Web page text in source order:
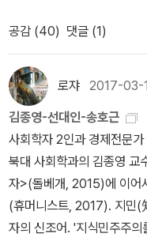
는 것에서부터 시작
아이구 추워죽겠네요.. p. s.
의 부제와 똑같은 '공론장
은 십자군 이야기에서 '역
를 되풀이 해야 한다' 라고
생각해 봐야 할 것은 '주체
는가', 혹은 '다 할 수 있는가
로 전화하는 과정을 담을
할 수 없다. 내가 보기에 우
와 피지배적 인식에서 기인
과 합의의 문제를 엉뚱한 데
란 없는지도.
남)이 대한제국기 근대적
는가를 되짚어보게 한다. 이
이 있는 '한국개념사총서'
<헌법><만국공법><국가.
민. 인민. 시민> 같은 책은
에 해당한다. '국민ㆍ인민ㆍ
이 혼재해 있다. 분화되지
로부터 정치의 주권자이자
되어온 긴 역사가 담겨있는 것이다.' 이 세 개념은
생 3부작'의 키워드이기도
지만, 공시적인 개념으로도
공감 (40) 댓글 (1)
로쟈 2017-03-
김종영-선대인-송호근
사회학자 2인과 경제전문
북대 사회학과의 김종영 교
자>(돌베개, 2015)에 이어
(휴머니스트, 2017). 지민(
자의 신조어. '지식민주주의